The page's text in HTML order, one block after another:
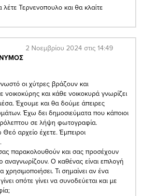
Τερνενοπουλο και θα κλαίτε
2 Νοεμβρίου 2024 στις 14:49
οι χύτρες βράζουν και
και κάθε νοικοκυρά γνωρίζει
Έχουμε και θα δούμε άπειρες
Έχω δει δημοσιεύματα που κάποιοι
σε λήψη φωτογραφία.
αρχείο έχετε. Έμπειροι
παρακολουθούν και σας προσέχουν
αναγνωρίζουν. Ο καθένας είναι επιλογή
Τι σημαίνει αν ένα
οπότε γίνει να συνοδεύεται και με